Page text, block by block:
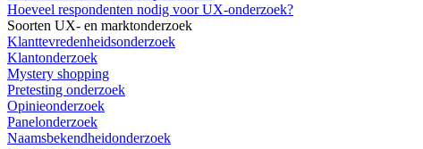
Hoeveel respondenten nodig voor UX-onderzoek?
Soorten UX- en marktonderzoek
Klanttevredenheidsonderzoek
Klantonderzoek
Mystery shopping
Pretesting onderzoek
Opinieonderzoek
Panelonderzoek
Naamsbekendheidonderzoek